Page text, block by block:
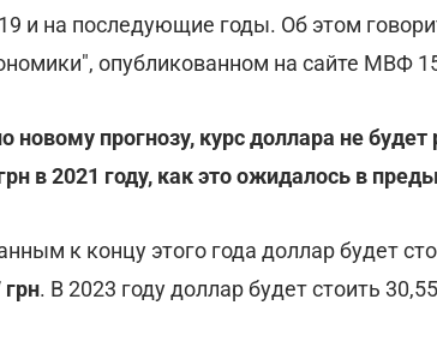
и на последующие годы. Об этом
опубликованном на сайте МВФ
новому прогнозу, курс доллара не
в 2021 году, как это ожидалось в
к концу этого года доллар будет
грн. В 2023 году доллар будет стоить